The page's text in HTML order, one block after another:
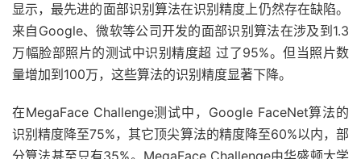
显示，最先进的面部识别算法在识别精度上仍然存在缺陷。
来自Google、微软等公司开发的面部识别算法在涉及到1.3
万幅脸部照片的测试中识别精度超 过了95%。但当照片数
量增加到100万，这些算法的识别精度显著下降。
在MegaFace Challenge测试中，Google FaceNet算法的
识别精度降至75%，其它顶尖算法的精度降至60%以内，部
分算法甚至只有35%。MegaFace Challenge由华盛顿大学